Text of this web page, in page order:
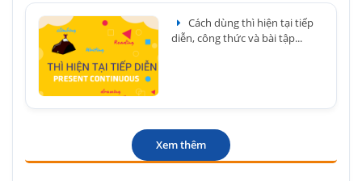
Cách dùng thì hiện tại tiếp
diễn, công thức và bài tập...
Xem thêm